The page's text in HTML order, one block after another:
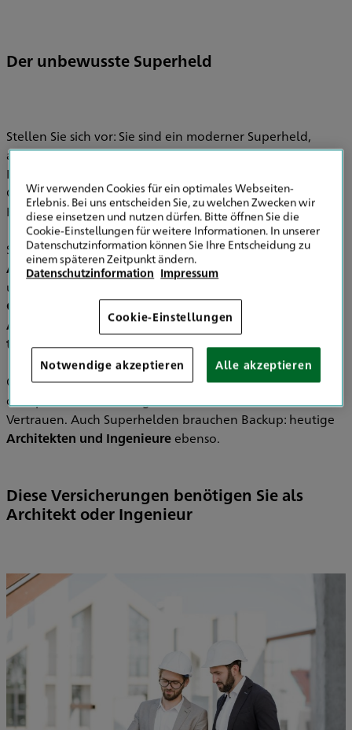
Der unbewusste Superheld
Stellen Sie sich vor: Sie sind ein moderner Superheld,
ausgestattet mit Zeichenstift und CAD-Software – aber
Ihre Schwäche ist ein kleiner Planungsfehler, der plötzlich
Großes bewirkt: Terminstreitigkeiten,
Kostenentwicklungen, rechtliche Auseinandersetzungen.
Superhelden brauchen eine Rüstung. Versicherungen für
Architekten und Ingenieuresind diese Rüstung:
unsichtbar, aber stark.
Gefahren Ihres Berufes: Planungs- und
Ausführungsfehler, Streitigkeiten um Honorare,
technische Missverständnisse oder Datenverluste.
Ohne sichtbare Rüstung fühlen Sie sich verletzlich – mit
dem passenden Schutz gewinnen Sie Sicherheit und
Vertrauen. Auch Superhelden brauchen Backup: heutige
Architekten und Ingenieure ebenso.
Diese Versicherungen benötigen Sie als
Architekt oder Ingenieur
Wir verwenden Cookies für ein optimales Webseiten-
Erlebnis. Bei uns entscheiden Sie, zu welchen Zwecken wir
diese einsetzen und nutzen dürfen. Bitte öffnen Sie die
Cookie-Einstellungen für weitere Informationen. In unserer
Datenschutzinformation können Sie Ihre Entscheidung zu
einem späteren Zeitpunkt ändern.
Datenschutzinformation Impressum
Cookie-Einstellungen
Notwendige akzeptieren Alle akzeptieren